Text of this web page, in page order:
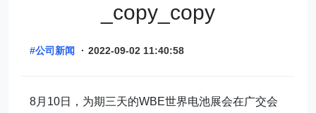
_copy_copy
#公司新闻 · 2022-09-02 11:40:58
8月10日，为期三天的WBE世界电池展会在广交会